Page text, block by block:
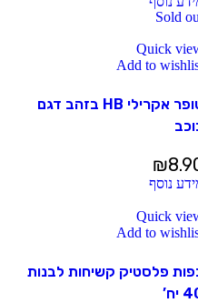
Sold
Quick
Add to
טופר אקרילי HB בזהב דגם
₪
נוסף
Quick
Add to
פלסטיק קשיחות לבנות
יח’